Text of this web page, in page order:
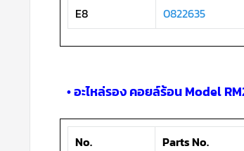
E8
0822635
• อะไหล่รอง คอยล์ร้อน Model
No. Parts No.